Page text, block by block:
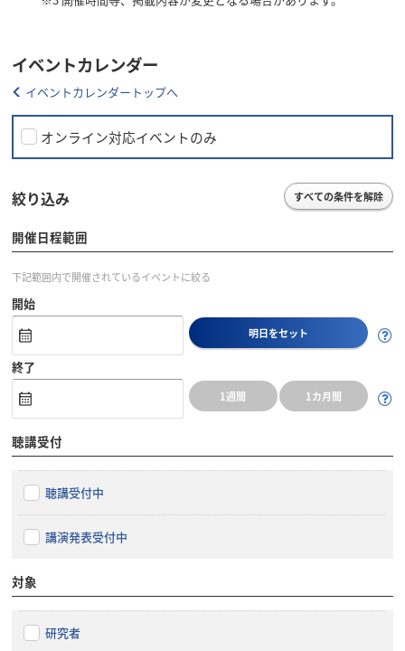
イベントカレンダー
イベントカレンダートップへ
オンライン対応イベントのみ
絞り込み すべての条件を解除
開催日程範囲
下記範囲内で開催されているイベントに絞る
開始
明日をセット
終了
1週間 1カ月間
聴講受付
聴講受付中
講演発表受付中
対象
研究者